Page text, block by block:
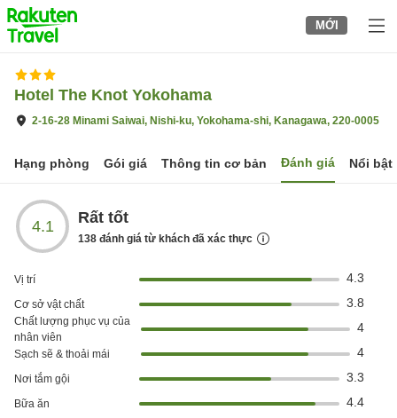
to
top
page
MỚI
Hotel The Knot Yokohama
2-16-28 Minami Saiwai, Nishi-ku, Yokohama-shi, Kanagawa, 220-0005
Hạng phòng Gói giá Thông tin cơ bản Đánh giá Nổi bật
4.1 Rất tốt
138 đánh giá từ khách đã xác thực
Vị trí 4.3
Cơ sở vật chất 3.8
Chất lượng phục vụ của
nhân viên
4
Sạch sẽ & thoải mái 4
Nơi tắm gội 3.3
Bữa ăn 4.4